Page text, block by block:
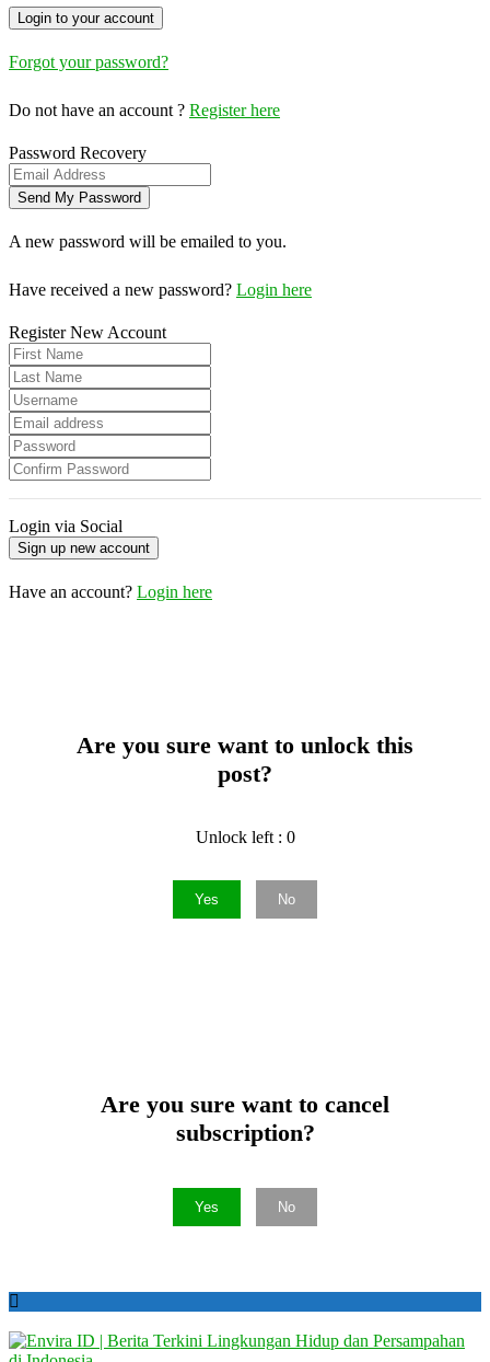
Forgot your password?
Do not have an account ? Register here
Password Recovery
A new password will be emailed to you.
Have received a new password? Login here
Register New Account
Login via Social
Have an account? Login here
Are you sure want to unlock this
post?
Unlock left : 0
Yes No
Are you sure want to cancel
subscription?
Yes No